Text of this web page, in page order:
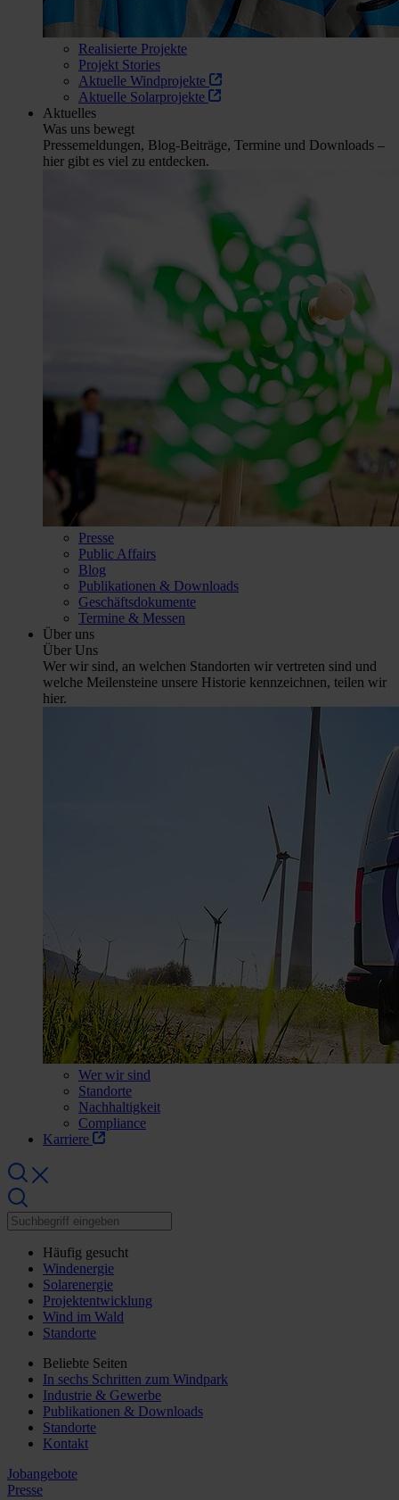
Realisierte Projekte
Projekt Stories
Aktuelle Windprojekte
Aktuelle Solarprojekte
Aktuelles
Was uns bewegt
Pressemeldungen, Blog-Beiträge, Termine und Downloads –
hier gibt es viel zu entdecken.
Presse
Public Affairs
Blog
Publikationen & Downloads
Geschäftsdokumente
Termine & Messen
Über uns
Über Uns
Wer wir sind, an welchen Standorten wir vertreten sind und
welche Meilensteine unsere Historie kennzeichnen, teilen wir
hier.
Wer wir sind
Standorte
Nachhaltigkeit
Compliance
Karriere
Häufig gesucht
Windenergie
Solarenergie
Projektentwicklung
Wind im Wald
Standorte
Beliebte Seiten
In sechs Schritten zum Windpark
Industrie & Gewerbe
Publikationen & Downloads
Standorte
Kontakt
Jobangebote
Presse